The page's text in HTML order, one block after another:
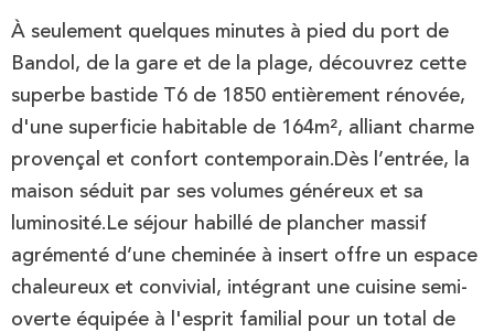
À seulement quelques minutes à pied du port de
Bandol, de la gare et de la plage, découvrez cette
superbe bastide T6 de 1850 entièrement rénovée,
d'une superficie habitable de 164m², alliant charme
provençal et confort contemporain.Dès l’entrée, la
maison séduit par ses volumes généreux et sa
luminosité.Le séjour habillé de plancher massif
agrémenté d’une cheminée à insert offre un espace
chaleureux et convivial, intégrant une cuisine semi-
overte équipée à l'esprit familial pour un total de